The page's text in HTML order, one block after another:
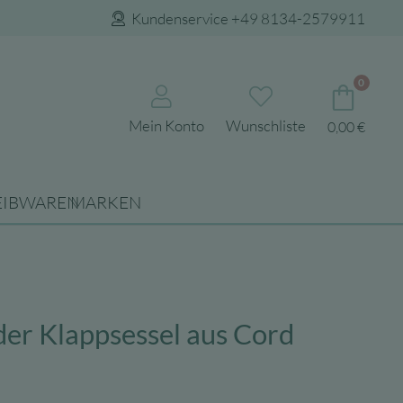
Kundenservice +49 8134-2579911
Mein Konto Wunschliste
0
0,00€
MARKEN
Klappsessel aus Cord